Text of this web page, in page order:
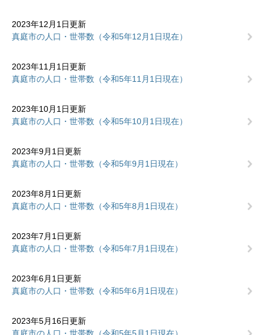
2023年12月1日更新
真庭市の人口・世帯数（令和5年12月1日現在）
2023年11月1日更新
真庭市の人口・世帯数（令和5年11月1日現在）
2023年10月1日更新
真庭市の人口・世帯数（令和5年10月1日現在）
2023年9月1日更新
真庭市の人口・世帯数（令和5年9月1日現在）
2023年8月1日更新
真庭市の人口・世帯数（令和5年8月1日現在）
2023年7月1日更新
真庭市の人口・世帯数（令和5年7月1日現在）
2023年6月1日更新
真庭市の人口・世帯数（令和5年6月1日現在）
2023年5月16日更新